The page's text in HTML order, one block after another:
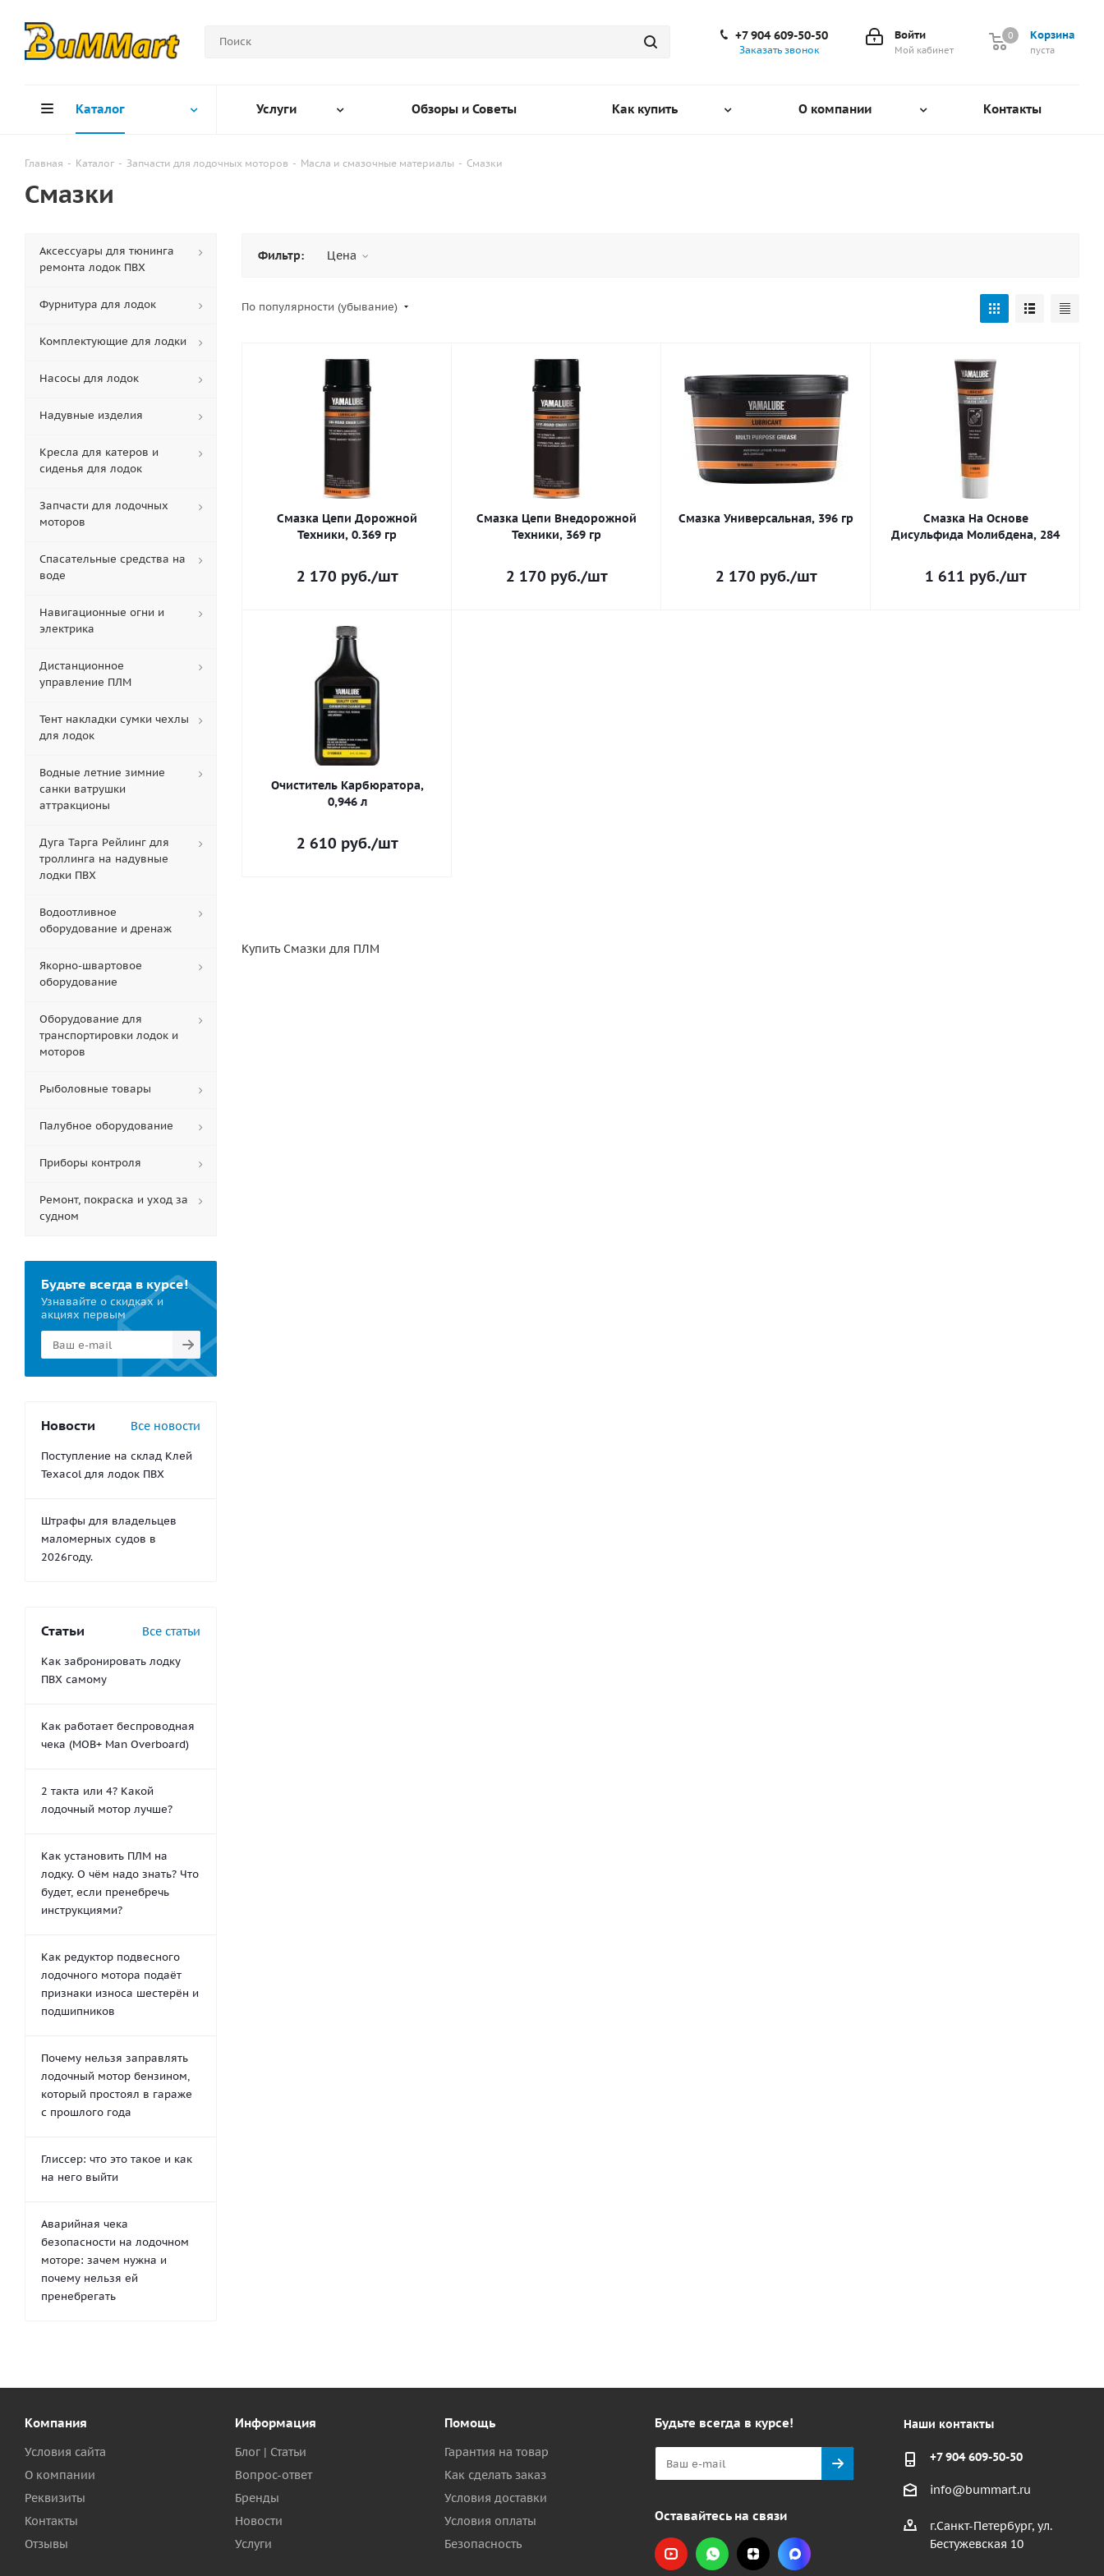
Корзина
0
пуста
0
Войти
Мой кабинет
+7 904 609-50-50
Заказать звонок
Каталог Услуги Обзоры и Советы Как купить О компании Контакты
Главная - Каталог - Запчасти для лодочных моторов - Масла и смазочные материалы - Смазки
Смазки
Фильтр: Цена
По популярности (убывание)
Смазка Цепи Дорожной
Техники, 0.369 гр
2 170 руб./шт
Смазка Цепи Внедорожной
Техники, 369 гр
2 170 руб./шт
Смазка Универсальная, 396 гр
2 170 руб./шт
Смазка На Основе
Дисульфида Молибдена, 284
1 611 руб./шт
Очиститель Карбюратора,
0,946 л
2 610 руб./шт
Купить Смазки для ПЛМ
Аксессуары для тюнинга
ремонта лодок ПВХ
Фурнитура для лодок
Комплектующие для лодки
Насосы для лодок
Надувные изделия
Кресла для катеров и
сиденья для лодок
Запчасти для лодочных
моторов
Спасательные средства на
воде
Навигационные огни и
электрика
Дистанционное
управление ПЛМ
Тент накладки сумки чехлы
для лодок
Водные летние зимние
санки ватрушки
аттракционы
Дуга Тарга Рейлинг для
троллинга на надувные
лодки ПВХ
Водоотливное
оборудование и дренаж
Якорно-швартовое
оборудование
Оборудование для
транспортировки лодок и
моторов
Рыболовные товары
Палубное оборудование
Приборы контроля
Ремонт, покраска и уход за
судном
Будьте всегда в курсе!
Узнавайте о скидках и
акциях первым
Новости Все новости
Поступление на склад Клей
Texacol для лодок ПВХ
Штрафы для владельцев
маломерных судов в
2026году.
Статьи Все статьи
Как забронировать лодку
ПВХ самому
Как работает беспроводная
чека (MOB+ Man Overboard)
2 такта или 4? Какой
лодочный мотор лучше?
Как установить ПЛМ на
лодку. О чём надо знать? Что
будет, если пренебречь
инструкциями?
Как редуктор подвесного
лодочного мотора подаёт
признаки износа шестерён и
подшипников
Почему нельзя заправлять
лодочный мотор бензином,
который простоял в гараже
с прошлого года
Глиссер: что это такое и как
на него выйти
Аварийная чека
безопасности на лодочном
моторе: зачем нужна и
почему нельзя ей
пренебрегать
Компания
Условия сайта
О компании
Реквизиты
Контакты
Отзывы
Информация
Блог | Статьи
Вопрос-ответ
Бренды
Новости
Услуги
Помощь
Гарантия на товар
Как сделать заказ
Условия доставки
Условия оплаты
Безопасность
Будьте всегда в курсе!
Оставайтесь на связи
Наши контакты
+7 904 609-50-50
info@bummart.ru
г.Санкт-Петербург, ул.
Бестужевская 10